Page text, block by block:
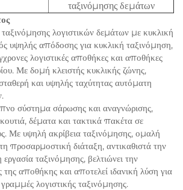
ταξινόμησης δεμάτων
λογιστικών δεμάτων με κυκλική
υψηλής απόδοσης για κυκλική ταξινόμηση,
λογιστικές αποθήκες και αποθήκες
Με δομή κλειστής κυκλικής ζώνης,
και υψηλής ταχύτητας αυτόματη
σύστημα σάρωσης και αναγνώρισης,
δέματα και τακτικά πακέτα σε
Με υψηλή ακρίβεια ταξινόμησης, ομαλή
προσαρμοστική διάταξη, αντικαθιστά την
ταξινόμησης, βελτιώνει την
της αποθήκης και αποτελεί ιδανική λύση για
λογιστικής ταξινόμησης.